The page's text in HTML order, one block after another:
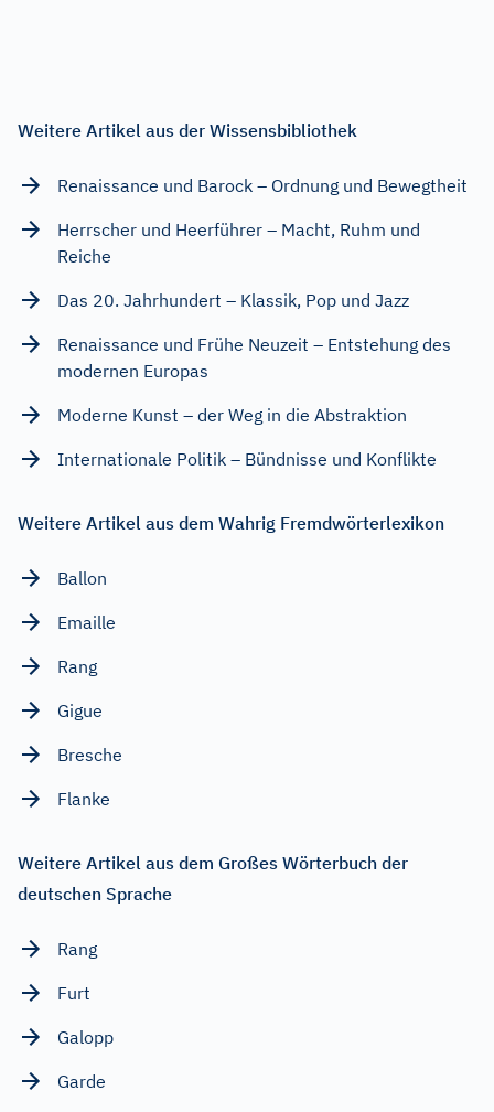
Weitere Artikel aus der Wissensbibliothek
Renaissance und Barock – Ordnung und Bewegtheit
Herrscher und Heerführer – Macht, Ruhm und
Reiche
Das 20. Jahrhundert – Klassik, Pop und Jazz
Renaissance und Frühe Neuzeit – Entstehung des
modernen Europas
Moderne Kunst – der Weg in die Abstraktion
Internationale Politik – Bündnisse und Konflikte
Weitere Artikel aus dem Wahrig Fremdwörterlexikon
Ballon
Emaille
Rang
Gigue
Bresche
Flanke
Weitere Artikel aus dem Großes Wörterbuch der
deutschen Sprache
Rang
Furt
Galopp
Garde